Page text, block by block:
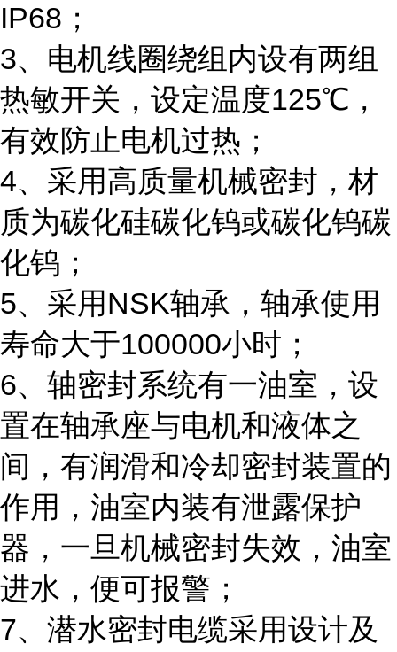
IP68；
3、电机线圈绕组内设有两组
热敏开关，设定温度125℃，
有效防止电机过热；
4、采用高质量机械密封，材
质为碳化硅碳化钨或碳化钨碳
化钨；
5、采用NSK轴承，轴承使用
寿命大于100000小时；
6、轴密封系统有一油室，设
置在轴承座与电机和液体之
间，有润滑和冷却密封装置的
作用，油室内装有泄露保护
器，一旦机械密封失效，油室
进水，便可报警；
7、潜水密封电缆采用设计及